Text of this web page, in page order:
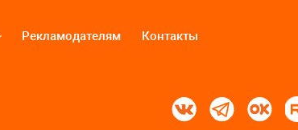
Рекламодателям Контакты